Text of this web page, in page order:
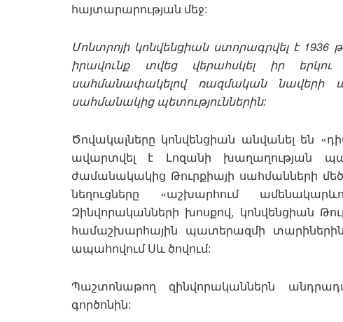
հայտարարության մեջ:
Մոնտրոյի կոնվենցիան ստորագրվել է 1936
իրավունք տվեց վերահսկել իր երկու
սահմանափակելով ռազմական նավերի
սահմանակից պետություններին:
Ծովակալները կոնվենցիան անվանել են
ավարտվել է Լոզանի խաղաղության
ժամանակակից Թուրքիայի սահմանների
նեղուցները «աշխարհում
Զինվորականների խոսքով, կոնվենցիան
համաշխարհային պատերազմի
ապահովում Սև ծովում:
Պաշտոնաթող զինվորականներն
գործոնին: